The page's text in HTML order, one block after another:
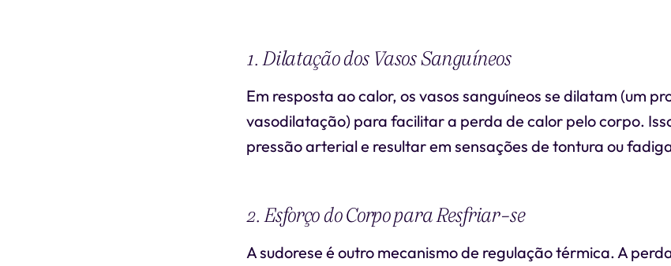
1. Dilatação dos Vasos Sanguíneos
Em resposta ao calor, os vasos sanguíneos se dilatam (um
vasodilatação) para facilitar a perda de calor pelo corpo.
pressão arterial e resultar em sensações de tontura ou
2. Esforço do Corpo para Resfriar-se
A sudorese é outro mecanismo de regulação térmica. A